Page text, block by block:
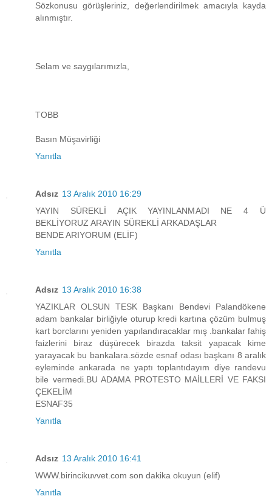
Sözkonusu görüşleriniz, değerlendirilmek amacıyla kayda
alınmıştır.
Selam ve saygılarımızla,
TOBB
Basın Müşavirliği
Yanıtla
Adsız 13 Aralık 2010 16:29
YAYIN SÜREKLİ AÇIK YAYINLANMADI NE 4 Ü
BEKLİYORUZ ARAYIN SÜREKLİ ARKADAŞLAR
BENDE ARIYORUM (ELİF)
Yanıtla
Adsız 13 Aralık 2010 16:38
YAZIKLAR OLSUN TESK Başkanı Bendevi Palandökene
adam bankalar birliğiyle oturup kredi kartına çözüm bulmuş
kart borclarını yeniden yapılandıracaklar mış .bankalar fahiş
faizlerini biraz düşürecek birazda taksit yapacak kime
yarayacak bu bankalara.sözde esnaf odası başkanı 8 aralık
eyleminde ankarada ne yaptı toplantıdayım diye randevu
bile vermedi.BU ADAMA PROTESTO MAİLLERİ VE FAKSI
ÇEKELİM
ESNAF35
Yanıtla
Adsız 13 Aralık 2010 16:41
WWW.birincikuvvet.com son dakika okuyun (elif)
Yanıtla